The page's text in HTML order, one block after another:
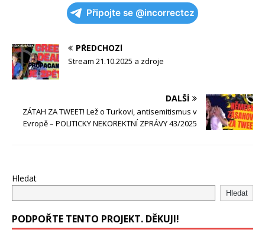
Připojte se @incorrectcz
PŘEDCHOZÍ
Stream 21.10.2025 a zdroje
DALŠÍ
ZÁTAH ZA TWEET! Lež o Turkovi, antisemitismus v
Evropě – POLITICKY NEKOREKTNÍ ZPRÁVY 43/2025
Hledat
Hledat
PODPOŘTE TENTO PROJEKT. DĚKUJI!